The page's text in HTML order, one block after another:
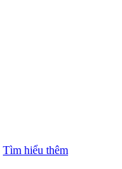
Tìm hiểu thêm